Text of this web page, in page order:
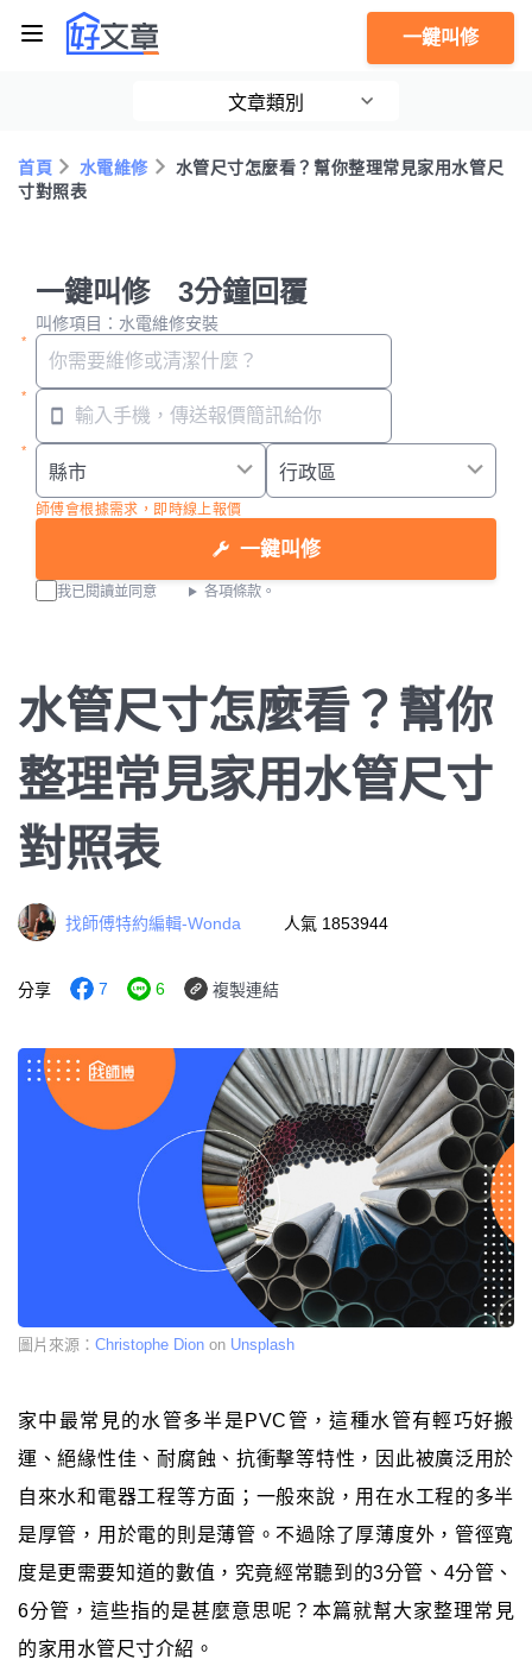
一鍵叫修
文章類別
首頁 水電維修
水管尺寸怎麼看？幫你整理常見家用水管尺
寸對照表
一鍵叫修 3分鐘回覆
叫修項目：水電維修安裝
師傅會根據需求，即時線上報價
一鍵叫修
我已閱讀並同意 各項條款。
水管尺寸怎麼看？幫你
整理常見家用水管尺寸
對照表
找師傅特約編輯-Wonda 人氣 1853944
分享 7 6 複製連結
圖片來源： Christophe Dion on Unsplash
家中最常見的水管多半是PVC管，這種水管有輕巧好搬
運、絕緣性佳、耐腐蝕、抗衝擊等特性，因此被廣泛用於
自來水和電器工程等方面；一般來說，用在水工程的多半
是厚管，用於電的則是薄管。不過除了厚薄度外，管徑寬
度是更需要知道的數值，究竟經常聽到的3分管、4分管、
6分管，這些指的是甚麼意思呢？本篇就幫大家整理常見
的家用水管尺寸介紹。